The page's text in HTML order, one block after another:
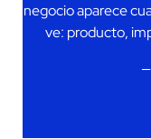
negocio aparece
ve: producto,